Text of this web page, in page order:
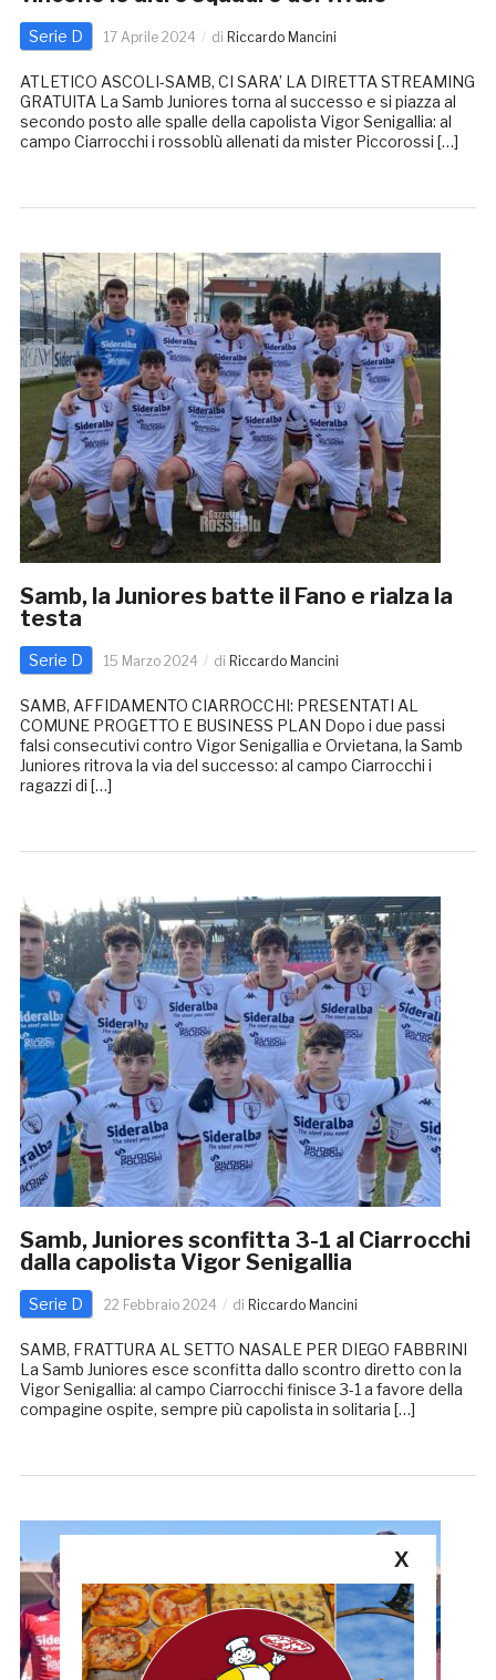
Serie D 17 Aprile 2024 di Riccardo Mancini
ATLETICO ASCOLI-SAMB, CI SARA’ LA DIRETTA STREAMING
GRATUITA La Samb Juniores torna al successo e si piazza al
secondo posto alle spalle della capolista Vigor Senigallia: al
campo Ciarrocchi i rossoblù allenati da mister Piccorossi […]
Samb, la Juniores batte il Fano e rialza la
testa
Serie D 15 Marzo 2024 di Riccardo Mancini
SAMB, AFFIDAMENTO CIARROCCHI: PRESENTATI AL
COMUNE PROGETTO E BUSINESS PLAN Dopo i due passi
falsi consecutivi contro Vigor Senigallia e Orvietana, la Samb
Juniores ritrova la via del successo: al campo Ciarrocchi i
ragazzi di […]
Samb, Juniores sconfitta 3-1 al Ciarrocchi
dalla capolista Vigor Senigallia
Serie D 22 Febbraio 2024 di Riccardo Mancini
SAMB, FRATTURA AL SETTO NASALE PER DIEGO FABBRINI
La Samb Juniores esce sconfitta dallo scontro diretto con la
Vigor Senigallia: al campo Ciarrocchi finisce 3-1 a favore della
compagine ospite, sempre più capolista in solitaria […]
X